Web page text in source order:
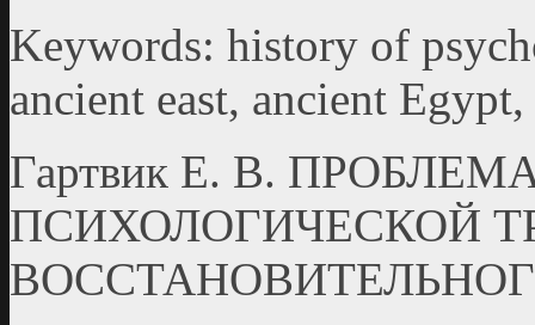
Keywords: history of
ancient east, ancient
Гартвик Е. В.
ПСИХОЛОГИЧЕСКОЙ